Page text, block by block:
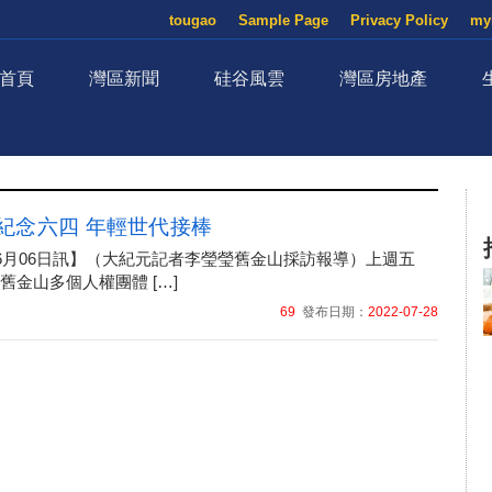
Privacy Policy
Sample Page
tougao
首頁 灣區新聞 硅谷風雲 灣區房地產
念六四 年輕世代接棒
06日訊】（大紀元記者李瑩瑩舊金山採訪報導）上週五
金山多個人權團體 […]
69 發布日期： 2022-07-28